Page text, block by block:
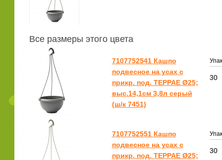
Все размеры этого цвета
7107752541 Кашпо
подвесное на усах с
прикр. под. ТЕРРАЕ Ø25;
выс.14,1см 3,8л серый
(ш/к 7451)
30
7107752551 Кашпо
подвесное на усах с
прикр. под. ТЕРРАЕ Ø25;
30